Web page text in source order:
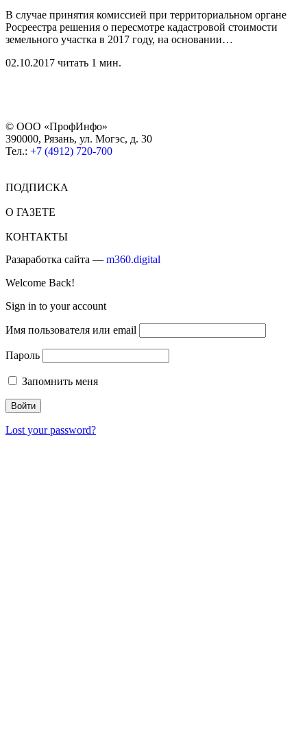
В случае принятия комиссией при территориальном органе
Росреестра решения о пересмотре кадастровой стоимости
земельного участка в 2017 году, на основании…
02.10.2017 читать 1 мин.
© ООО «ПрофИнфо»
390000, Рязань, ул. Могэс, д. 30
Тел.: +7 (4912) 720-700
ПОДПИСКА
О ГАЗЕТЕ
КОНТАКТЫ
Разаработка сайта — m360.digital
Welcome Back!
Sign in to your account
Имя пользователя или email
Пароль
Запомнить меня
Lost your password?